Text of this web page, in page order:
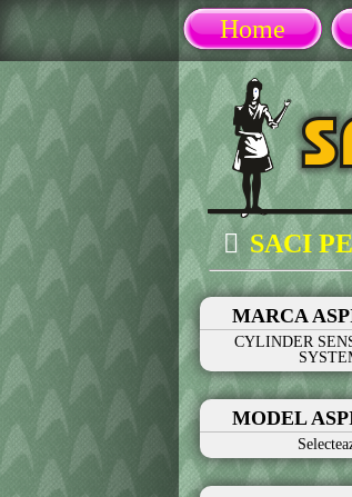
Home
SACI
MARCA
CYLINDER
MODEL